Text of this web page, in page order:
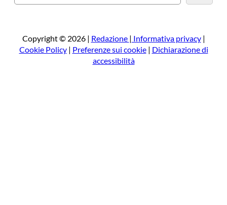
e
a
Copyright © 2026 | Redazione | Informativa privacy|
Cookie Policy| Preferenze sui cookie| Dichiarazione di
accessibilità